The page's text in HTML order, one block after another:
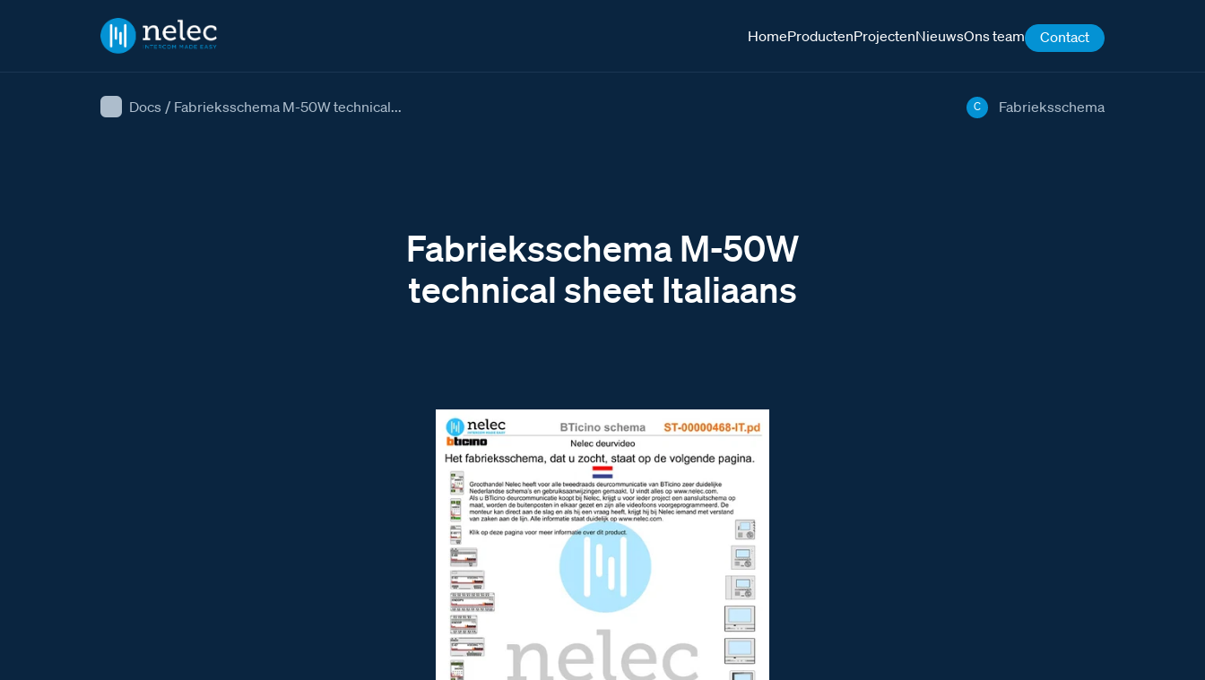
HomeProductenProjectenNieuwsOns team Contact
Docs / Fabrieksschema M-50W technical... C Fabrieksschema
Fabrieksschema M-50W
technical sheet Italiaans